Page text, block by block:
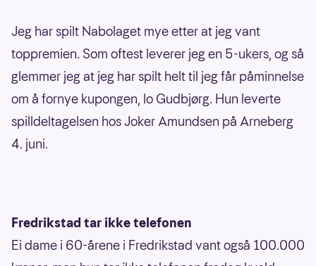
Jeg har spilt Nabolaget mye etter at jeg vant
toppremien. Som oftest leverer jeg en 5-ukers, og så
glemmer jeg at jeg har spilt helt til jeg får påminnelse
om å fornye kupongen, lo Gudbjørg. Hun leverte
spilldeltagelsen hos Joker Amundsen på Arneberg
4. juni.
Fredrikstad tar ikke telefonen
Ei dame i 60-årene i Fredrikstad vant også 100.000